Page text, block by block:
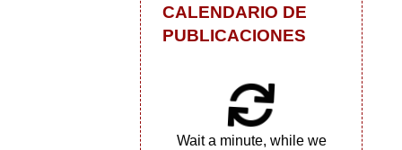
CALENDARIO DE
PUBLICACIONES
Wait a minute, while we